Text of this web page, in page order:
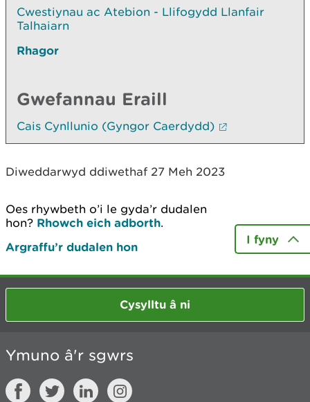
Cwestiynau ac Atebion - Llifogydd Llanfair
Talhaiarn
Rhagor
Gwefannau Eraill
Cais Cynllunio (Gyngor Caerdydd)
Diweddarwyd ddiwethaf 27 Meh 2023
Oes rhywbeth o’i le gyda’r dudalen
hon? Rhowch eich adborth.
Argraffu’r dudalen hon
I fyny
Cysylltu â ni
Ymuno â'r sgwrs